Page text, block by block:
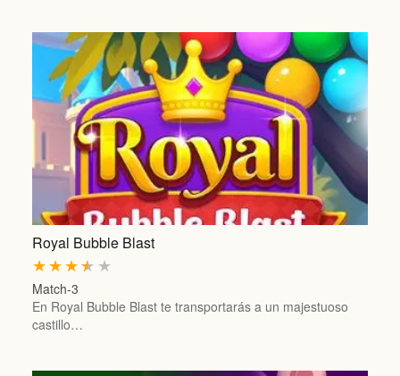
Royal Bubble Blast
★
★
★
★
★
Match-3
En Royal Bubble Blast te transportarás a un majestuoso
castillo…